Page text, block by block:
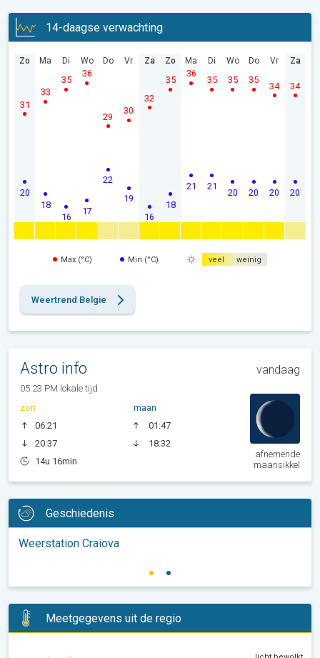
14-daagse verwachting
Zo
20
31
Ma
18
33
Di
16
35
Wo
17
36
Do
22
29
Vr
19
30
Za
16
32
Zo
18
35
Ma
21
36
Di
21
35
Wo
20
35
Do
20
35
Vr
20
34
Za
20
34
Max (°C) Min (°C) veel weinig
Weertrend Belgie
Astro info vandaag
05:23 PM lokale tijd
zon
06:21
20:37
14u 16min
maan
01:47
18:32
afnemende
maansikkel
Geschiedenis
Weerstation Craiova
Meetgegevens uit de regio